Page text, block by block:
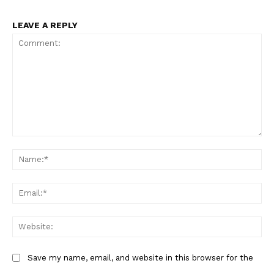
LEAVE A REPLY
Save my name, email, and website in this browser for the